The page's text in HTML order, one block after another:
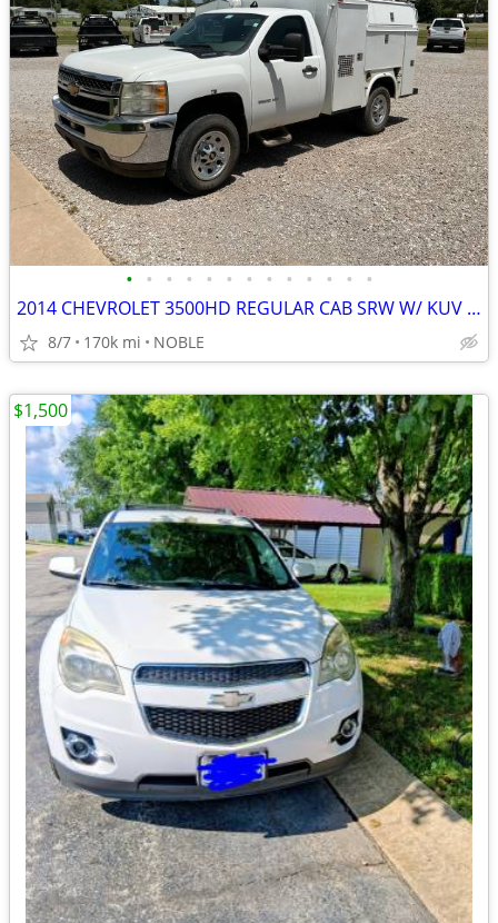
• • • • • • • • • • • • •
2014 CHEVROLET 3500HD REGULAR CAB SRW W/ KUV UTILITY BED
8/7 170k mi NOBLE
$1,500